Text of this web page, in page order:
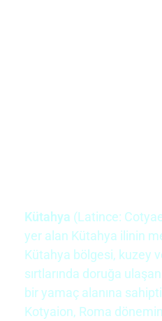
Kütahya (Latince:
yer alan Kütahya ilinin
Kütahya bölgesi, kuzey
sırtlarında doruğa
bir yamaç alanına
Kotyaion, Roma